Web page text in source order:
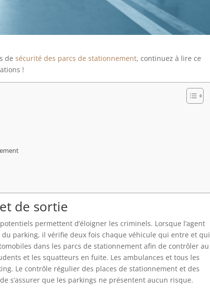
de sécurité des parcs de stationnement, continuez à lire ce
!
de sortie
permettent d’éloigner les criminels. Lorsque l’agent
parking, il vérifie deux fois chaque véhicule qui entre et qui
dans les parcs de stationnement afin de contrôler au
et les squatteurs en fuite. Les ambulances et tous les
Le contrôle régulier des places de stationnement et des
s’assurer que les parkings ne présentent aucun risque.